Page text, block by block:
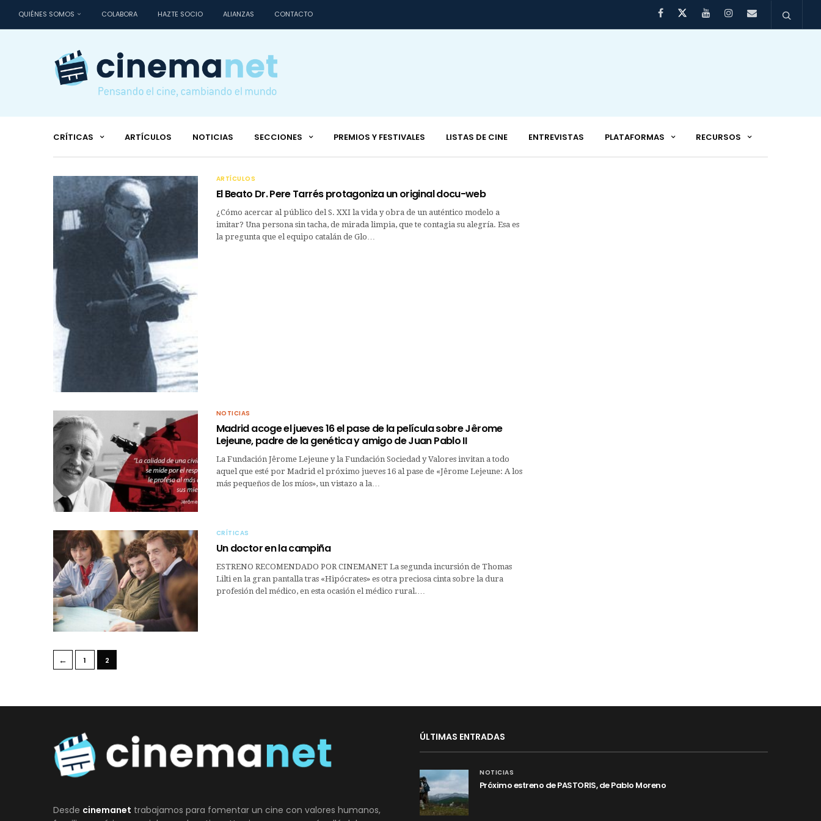
QUIÉNES SOMOS COLABORA HAZTE SOCIO ALIANZAS CONTACTO
CRÍTICAS ARTÍCULOS NOTICIAS SECCIONES PREMIOS Y FESTIVALES LISTAS DE CINE ENTREVISTAS PLATAFORMAS RECURSOS
ARTÍCULOS
El Beato Dr. Pere Tarrés protagoniza un original docu-web
¿Cómo acercar al público del S. XXI la vida y obra de un auténtico modelo a
imitar? Una persona sin tacha, de mirada limpia, que te contagia su alegría. Esa es
la pregunta que el equipo catalán de Glo…
NOTICIAS
Madrid acoge el jueves 16 el pase de la película sobre Jêrome
Lejeune, padre de la genética y amigo de Juan Pablo II
La Fundación Jêrome Lejeune y la Fundación Sociedad y Valores invitan a todo
aquel que esté por Madrid el próximo jueves 16 al pase de «Jêrome Lejeune: A los
más pequeños de los míos», un vistazo a la…
CRÍTICAS
Un doctor en la campiña
ESTRENO RECOMENDADO POR CINEMANET La segunda incursión de Thomas
Lilti en la gran pantalla tras «Hipócrates» es otra preciosa cinta sobre la dura
profesión del médico, en esta ocasión el médico rural.…
← 1 2
Desde cinemanet trabajamos para fomentar un cine con valores humanos,
ÚLTIMAS ENTRADAS
NOTICIAS
Próximo estreno de PASTORIS, de Pablo Moreno